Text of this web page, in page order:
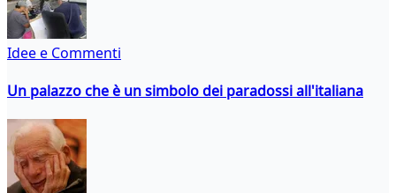
Idee e Commenti
Un palazzo che è un simbolo dei paradossi all'italiana